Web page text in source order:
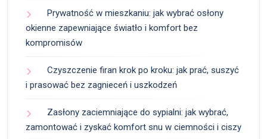
Prywatność w mieszkaniu: jak wybrać osłony
okienne zapewniające światło i komfort bez
kompromisów
Czyszczenie firan krok po kroku: jak prać, suszyć
i prasować bez zagnieceń i uszkodzeń
Zasłony zaciemniające do sypialni: jak wybrać,
zamontować i zyskać komfort snu w ciemności i ciszy